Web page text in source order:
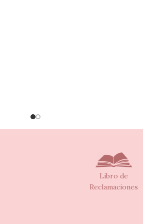
Libro de
Reclamaciones